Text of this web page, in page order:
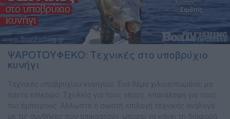
ΨΑΡΟΤΟΥΦΕΚΟ: Τεχνικές στο υποβρύχιο
κυνήγι
Tεχνικές υποβρυχίου κυνηγίου. Ένα θέµα χιλιοειπωµένο, µα
πάντα επίκαιρο. Σχολείο για τους νέους, επανάληψη για τους
πιο έµπειρους. Άλλωστε η σωστή επιλογή τεχνικής ανάλογα
µε τις συνθήκες που επικρατούν, µπορεί να κάνει τη διαφορά